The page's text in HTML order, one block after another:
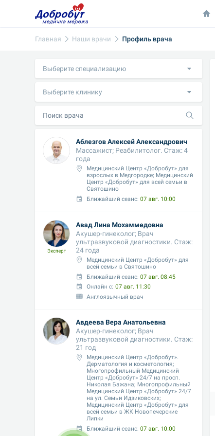
Главная Наши врачи Профиль врача
Выберите специализацию
Выберите клинику
Аблезгов Алексей Александрович
Массажист; Реабилитолог. Стаж: 4
года
Медицинский Центр «Добробут» для
взрослых в Медгородке; Медицинский
Центр «Добробут» для всей семьи в
Святошино
Ближайший сеанс: 07 авг. 10:00
Эксперт
Авад Лина Мохаммедовна
Акушер-гинеколог; Врач
ультразвуковой диагностики. Стаж:
24 года
Медицинский Центр «Добробут» для
всей семьи в Святошино
Ближайший сеанс: 07 авг. 08:45
Онлайн с: 07 авг. 11:30
Англоязычный врач
Авдеева Вера Анатольевна
Акушер-гинеколог; Врач
ультразвуковой диагностики. Стаж:
21 год
Медицинский Центр «Добробут».
Дерматология и косметология;
Многопрофильный Медицинский
Центр «Добробут» 24/7 на просп.
Николая Бажана; Многопрофильный
Медицинский Центр «Добробут» 24/7
на ул. Семьи Идзиковских;
Медицинский Центр «Добробут» для
всей семьи в ЖК Новопечерские
Липки
Ближайший сеанс: 07 авг. 10:00